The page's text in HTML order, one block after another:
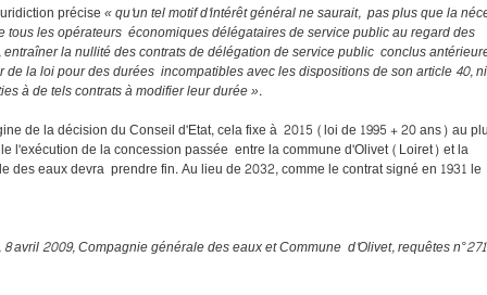
précise« qu'un tel motif d'intérêt général ne saurait, pas plus que la
tous les opérateurs économiques délégataires de service public au regard des
la nullité des contrats de délégation de service public conclus
de la loi pour des durées incompatibles avec les dispositions de son article 40, ni
à de tels contrats à modifier leur durée ».
de la décision du Conseil d'Etat, cela fixe à 2015 (loi de 1995 + 20 ans) au
l'exécution de la concession passée entre la commune d'Olivet (Loiret) et la
des eaux devra prendre fin. Au lieu de 2032, comme le contrat signé en 1931 le
avril 2009, Compagnie générale des eaux et Commune d'Olivet, requêtes